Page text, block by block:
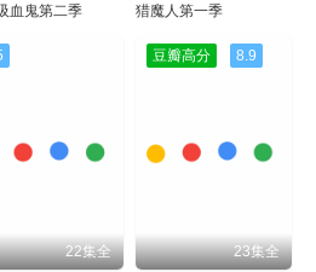
血鬼第二季 猎魔人第一季
22集全
豆瓣高分 8.9
23集全